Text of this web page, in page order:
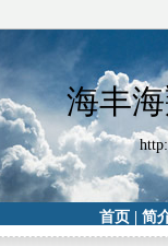
海丰
首页 简